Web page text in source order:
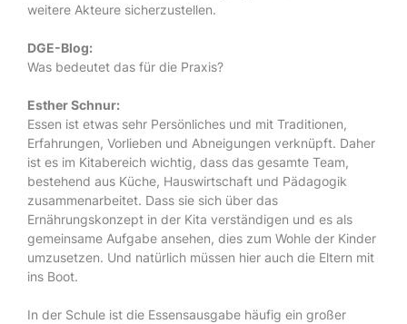
weitere Akteure sicherzustellen.
DGE-Blog:
Was bedeutet das für die Praxis?
Esther Schnur:
Essen ist etwas sehr Persönliches und mit Traditionen,
Erfahrungen, Vorlieben und Abneigungen verknüpft. Daher
ist es im Kitabereich wichtig, dass das gesamte Team,
bestehend aus Küche, Hauswirtschaft und Pädagogik
zusammenarbeitet. Dass sie sich über das
Ernährungskonzept in der Kita verständigen und es als
gemeinsame Aufgabe ansehen, dies zum Wohle der Kinder
umzusetzen. Und natürlich müssen hier auch die Eltern mit
ins Boot.
In der Schule ist die Essensausgabe häufig ein großer